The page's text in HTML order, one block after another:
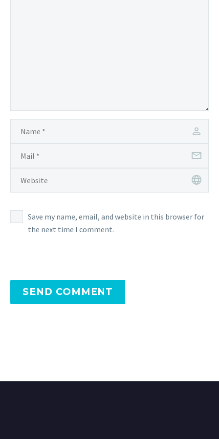
Save my name, email, and website in this browser for
the next time I comment.
SEND COMMENT